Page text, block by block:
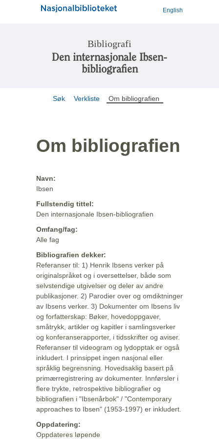
English
Bibliografi
Den internasjonale Ibsen-
bibliografien
Søk Verkliste Om bibliografien
Om bibliografien
Navn:
Ibsen
Fullstendig tittel:
Den internasjonale Ibsen-bibliografien
Omfang/fag:
Alle fag
Bibliografien dekker:
Referanser til: 1) Henrik Ibsens verker på
originalspråket og i oversettelser, både som
selvstendige utgivelser og deler av andre
publikasjoner. 2) Parodier over og omdiktninger
av Ibsens verker. 3) Dokumenter om Ibsens liv
og forfatterskap: Bøker, hovedoppgaver,
småtrykk, artikler og kapitler i samlingsverker
og konferanserapporter, i tidsskrifter og aviser.
Referanser til videogram og lydopptak er også
inkludert. I prinsippet ingen nasjonal eller
språklig begrensning. Hovedsaklig basert på
primærregistrering av dokumenter. Innførsler i
flere trykte, retrospektive bibliografier og
bibliografien i "Ibsenårbok" / "Contemporary
approaches to Ibsen" (1953-1997) er inkludert.
Oppdatering:
Oppdateres løpende